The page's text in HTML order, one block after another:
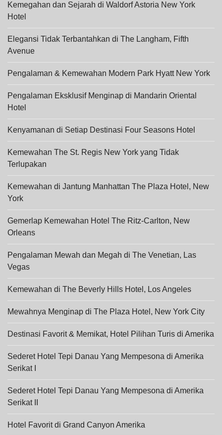
Kemegahan dan Sejarah di Waldorf Astoria New York
Hotel
Elegansi Tidak Terbantahkan di The Langham, Fifth
Avenue
Pengalaman & Kemewahan Modern Park Hyatt New York
Pengalaman Eksklusif Menginap di Mandarin Oriental
Hotel
Kenyamanan di Setiap Destinasi Four Seasons Hotel
Kemewahan The St. Regis New York yang Tidak
Terlupakan
Kemewahan di Jantung Manhattan The Plaza Hotel, New
York
Gemerlap Kemewahan Hotel The Ritz-Carlton, New
Orleans
Pengalaman Mewah dan Megah di The Venetian, Las
Vegas
Kemewahan di The Beverly Hills Hotel, Los Angeles
Mewahnya Menginap di The Plaza Hotel, New York City
Destinasi Favorit & Memikat, Hotel Pilihan Turis di Amerika
Sederet Hotel Tepi Danau Yang Mempesona di Amerika
Serikat I
Sederet Hotel Tepi Danau Yang Mempesona di Amerika
Serikat II
Hotel Favorit di Grand Canyon Amerika